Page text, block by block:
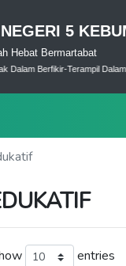
5
Hebat Bermartabat
Dalam Berfikir-Terampil Dalam
entries